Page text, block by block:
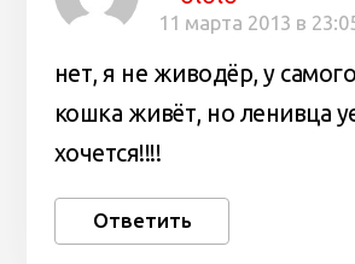
11 марта 2013 в
нет, я не живодёр, у
кошка живёт, но ленивца
хочется!!!!
Ответить